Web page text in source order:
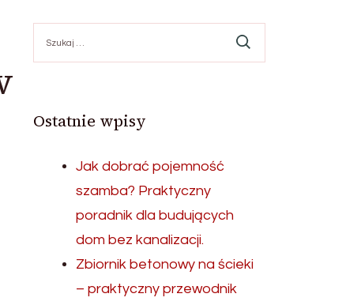
Ostatnie wpisy
Jak dobrać pojemność
szamba? Praktyczny
poradnik dla budujących
dom bez kanalizacji.
Zbiornik betonowy na ścieki
– praktyczny przewodnik